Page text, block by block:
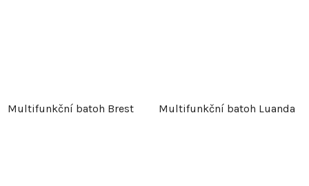
Multifunkční batoh Brest Multifunkční batoh Luanda